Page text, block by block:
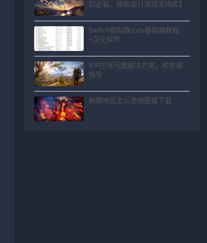
的必装、微软运行游戏支持库】
Switch模拟器yuzu模拟器教程
+汉化软件
VIP所有问题解决方案，和安装
指导
新疆地区怎么使用链接下载